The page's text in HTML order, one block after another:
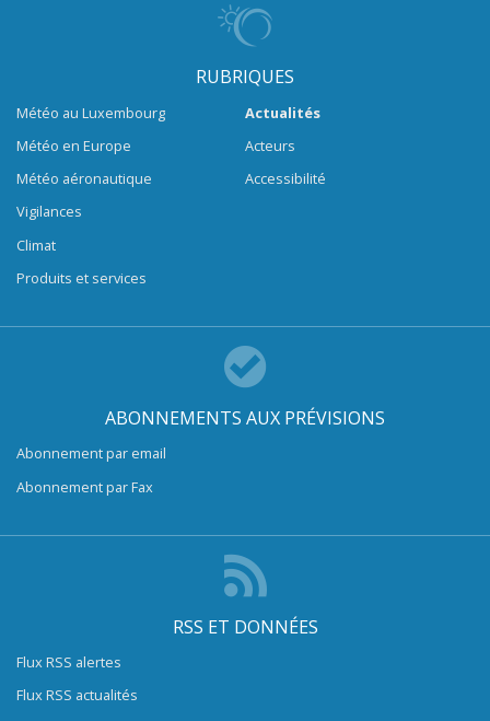
RUBRIQUES
Météo au Luxembourg
Météo en Europe
Météo aéronautique
Vigilances
Climat
Produits et services
Actualités
Acteurs
Accessibilité
ABONNEMENTS AUX PRÉVISIONS
Abonnement par email
Abonnement par Fax
RSS ET DONNÉES
Flux RSS alertes
Flux RSS actualités